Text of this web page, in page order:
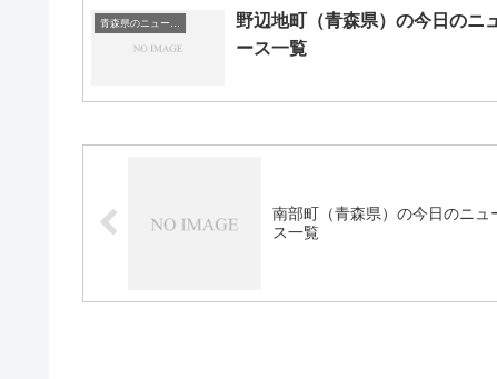
青森県のニュース一覧
野辺地町（青森県）の今日のニ
ース一覧
南部町（青森県）の今日のニュ
ス一覧